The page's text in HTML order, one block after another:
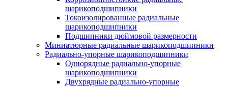
шарикоподшипники
Токоизолированные радиальные
шарикоподшипники
Подшипники дюймовой размерности
Миниатюрные радиальные шарикоподшипники
Радиально-упорные шарикоподшипники
Однорядные радиально-упорные
шарикоподшипники
Двухрядные радиально-упорные